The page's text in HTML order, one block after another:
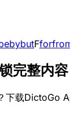
bybutFfor
完整内容
下载DictoGo